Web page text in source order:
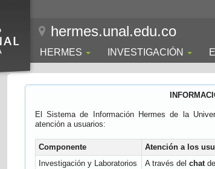
hermes.unal.edu.co
HERMES INVESTIGACIÓN
El Sistema de Información Hermes de la
atención a usuarios:
Componente Atención a los
Investigación y Laboratorios
A través del chat